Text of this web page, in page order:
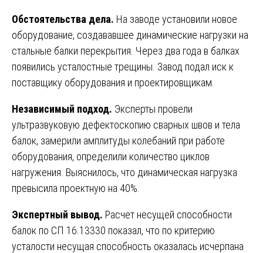
Обстоятельства дела. На заводе установили новое
оборудование, создававшее динамические нагрузки на
стальные балки перекрытия. Через два года в балках
появились усталостные трещины. Завод подал иск к
поставщику оборудования и проектировщикам.
Независимый подход. Эксперты провели
ультразвуковую дефектоскопию сварных швов и тела
балок, замерили амплитуды колебаний при работе
оборудования, определили количество циклов
нагружения. Выяснилось, что динамическая нагрузка
превысила проектную на 40%.
Экспертный вывод. Расчет несущей способности
балок по СП 16.13330 показал, что по критерию
усталости несущая способность оказалась исчерпана